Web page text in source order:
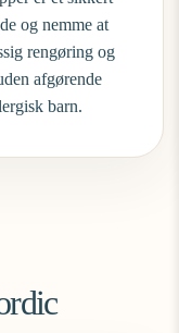
og nemme at
rengøring og
afgørende
barn.